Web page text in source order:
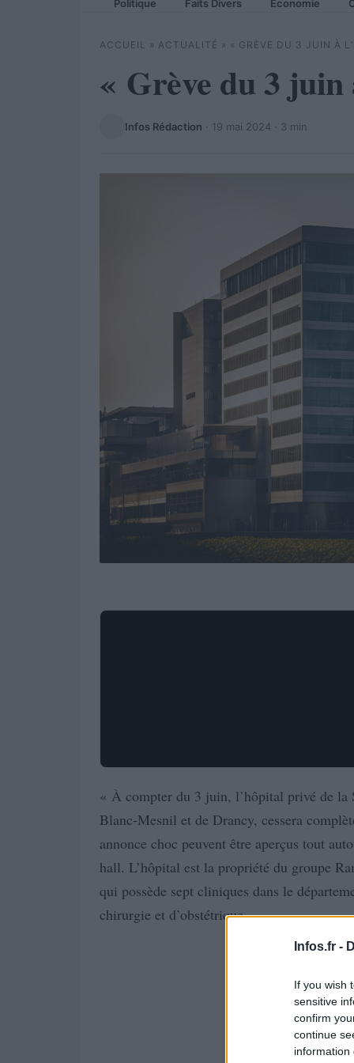
Infos.fr -
If you wish
sensitive
confirm
continue
information
Politique Faits Divers Economie
ACCUEIL » ACTUALITÉ » « GRÈVE DU 3 JUIN À
« Grève du 3
Infos Rédaction · 19 mai 2024 · 3 min
« À compter du 3 juin, l’hôpital privé de la
Blanc-Mesnil et de Drancy, cessera
annonce choc peuvent être aperçus tout
hall. L’hôpital est la propriété du groupe
qui possède sept cliniques dans le
chirurgie et d’obstétrique.